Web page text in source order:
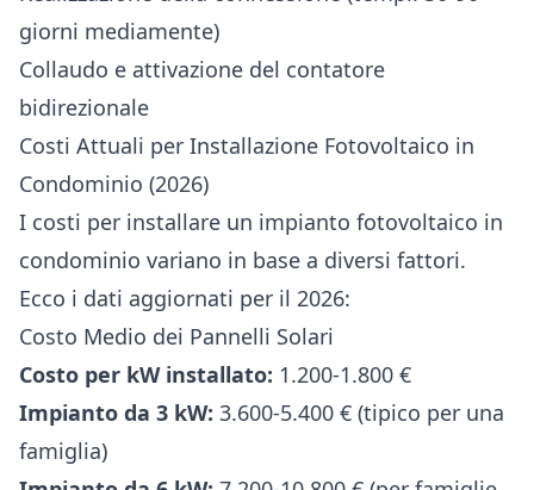
giorni mediamente)
Collaudo e attivazione del contatore
bidirezionale
Costi Attuali per Installazione Fotovoltaico in
Condominio (2026)
I costi per installare un impianto fotovoltaico in
condominio variano in base a diversi fattori.
Ecco i dati aggiornati per il 2026:
Costo Medio dei Pannelli Solari
Costo per kW installato: 1.200-1.800 €
Impianto da 3 kW: 3.600-5.400 € (tipico per una
famiglia)